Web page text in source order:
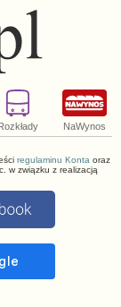
NaWynos
regulaminu Konta oraz
w związku z realizacją